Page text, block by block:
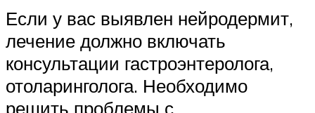
Если у вас выявлен нейродермит,
лечение должно включать
консультации гастроэнтеролога,
отоларинголога. Необходимо
решить проблемы с